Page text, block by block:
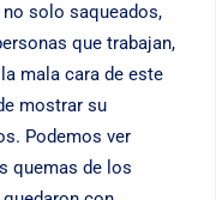
solo saqueados,
que trabajan,
mala cara de este
mostrar su
Podemos ver
quemas de los